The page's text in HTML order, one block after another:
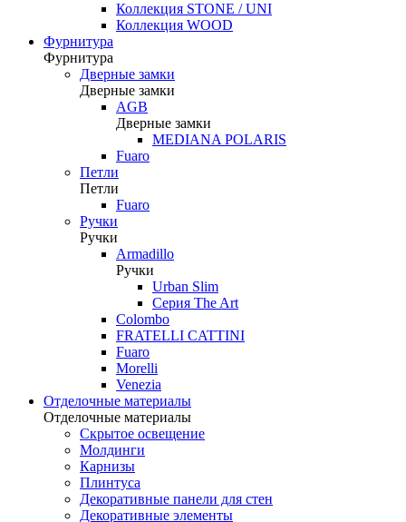
Коллекция STONE / UNI
Коллекция WOOD
Фурнитура
Фурнитура
Дверные замки
Дверные замки
AGB
Дверные замки
MEDIANA POLARIS
Fuaro
Петли
Петли
Fuaro
Ручки
Ручки
Armadillo
Ручки
Urban Slim
Серия The Art
Colombo
FRATELLI CATTINI
Fuaro
Morelli
Venezia
Отделочные материалы
Отделочные материалы
Скрытое освещение
Молдинги
Карнизы
Плинтуса
Декоративные панели для стен
Декоративные элементы